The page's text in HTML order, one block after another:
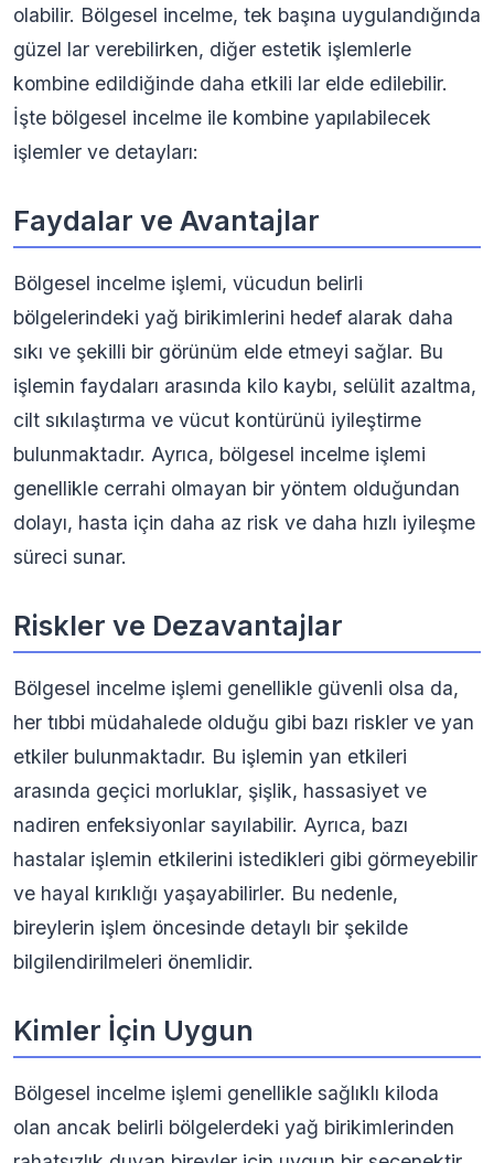
olabilir. Bölgesel incelme, tek başına uygulandığında
güzel lar verebilirken, diğer estetik işlemlerle
kombine edildiğinde daha etkili lar elde edilebilir.
İşte bölgesel incelme ile kombine yapılabilecek
işlemler ve detayları:
Faydalar ve Avantajlar
Bölgesel incelme işlemi, vücudun belirli
bölgelerindeki yağ birikimlerini hedef alarak daha
sıkı ve şekilli bir görünüm elde etmeyi sağlar. Bu
işlemin faydaları arasında kilo kaybı, selülit azaltma,
cilt sıkılaştırma ve vücut kontürünü iyileştirme
bulunmaktadır. Ayrıca, bölgesel incelme işlemi
genellikle cerrahi olmayan bir yöntem olduğundan
dolayı, hasta için daha az risk ve daha hızlı iyileşme
süreci sunar.
Riskler ve Dezavantajlar
Bölgesel incelme işlemi genellikle güvenli olsa da,
her tıbbi müdahalede olduğu gibi bazı riskler ve yan
etkiler bulunmaktadır. Bu işlemin yan etkileri
arasında geçici morluklar, şişlik, hassasiyet ve
nadiren enfeksiyonlar sayılabilir. Ayrıca, bazı
hastalar işlemin etkilerini istedikleri gibi görmeyebilir
ve hayal kırıklığı yaşayabilirler. Bu nedenle,
bireylerin işlem öncesinde detaylı bir şekilde
bilgilendirilmeleri önemlidir.
Kimler İçin Uygun
Bölgesel incelme işlemi genellikle sağlıklı kiloda
olan ancak belirli bölgelerdeki yağ birikimlerinden